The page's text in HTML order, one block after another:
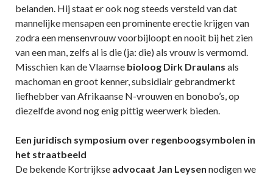
belanden. Hij staat er ook nog steeds versteld van dat
mannelijke mensapen een prominente erectie krijgen van
zodra een mensenvrouw voorbijloopt en nooit bij het zien
van een man, zelfs al is die (ja: die) als vrouw is vermomd.
Misschien kan de Vlaamse bioloog Dirk Draulans als
machoman en groot kenner, subsidiair gebrandmerkt
liefhebber van Afrikaanse N-vrouwen en bonobo’s, op
diezelfde avond nog enig pittig weerwerk bieden.
Een juridisch symposium over regenboogsymbolen in
het straatbeeld
De bekende Kortrijkse advocaat Jan Leysen nodigen we